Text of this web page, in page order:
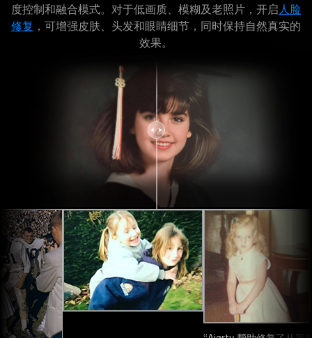
度控制和融合模式。对于低画质、模糊及老照片，开启 人脸
修复 ，可增强皮肤、头发和眼睛细节，同时保持自然真实的
效果。